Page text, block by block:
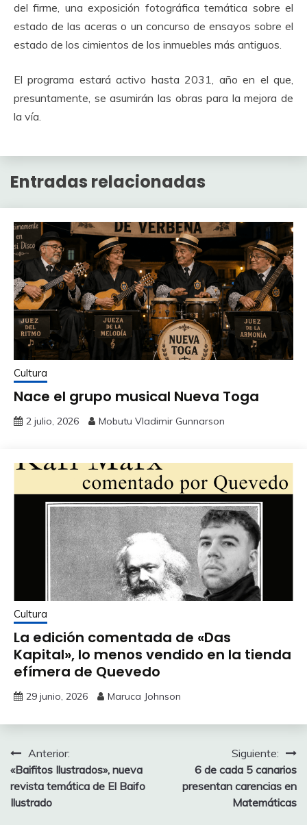
del firme, una exposición fotográfica temática sobre el
estado de las aceras o un concurso de ensayos sobre el
estado de los cimientos de los inmuebles más antiguos.
El programa estará activo hasta 2031, año en el que,
presuntamente, se asumirán las obras para la mejora de
la vía.
Entradas relacionadas
Cultura
Nace el grupo musical Nueva Toga
2 julio, 2026 Mobutu Vladimir Gunnarson
Cultura
La edición comentada de «Das
Kapital», lo menos vendido en la tienda
efímera de Quevedo
29 junio, 2026 Maruca Johnson
Navegación
de
entradas
Anterior:
«Baifitos Ilustrados», nueva
revista temática de El Baifo
Ilustrado
Siguiente:
6 de cada 5 canarios
presentan carencias en
Matemáticas